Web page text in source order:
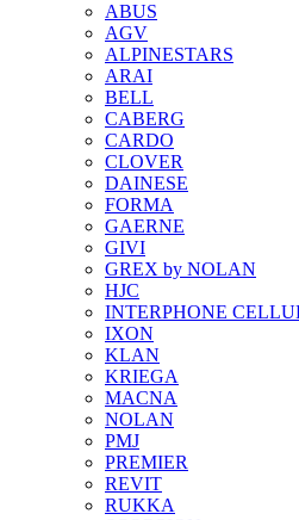
ABUS
AGV
ALPINESTARS
ARAI
BELL
CABERG
CARDO
CLOVER
DAINESE
FORMA
GAERNE
GIVI
GREX by NOLAN
HJC
INTERPHONE
IXON
KLAN
KRIEGA
MACNA
NOLAN
PMJ
PREMIER
REVIT
RUKKA